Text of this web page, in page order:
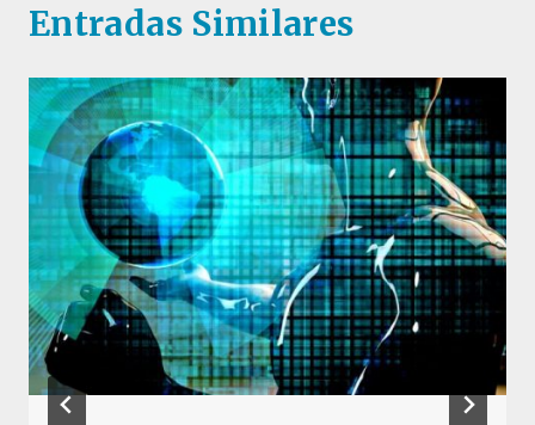
Entradas Similares